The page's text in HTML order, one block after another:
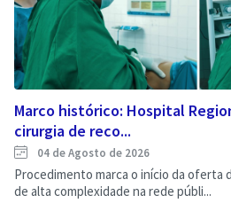
Marco histórico: Hospital
cirurgia de reco...
04 de Agosto de 2026
Procedimento marca o início da
de alta complexidade na rede públi...